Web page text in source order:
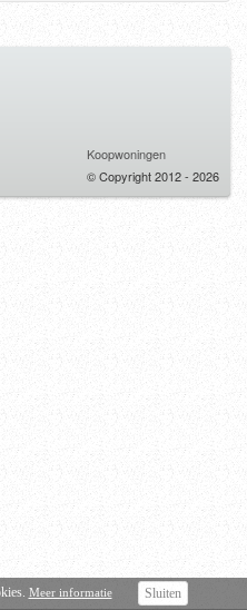
Meer informatie Sluiten
Koopwoningen
© Copyright 2012 - 2026